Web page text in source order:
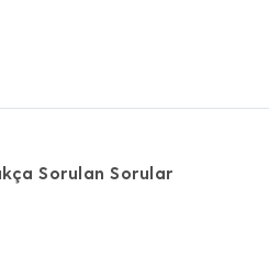
Sorulan Sorular